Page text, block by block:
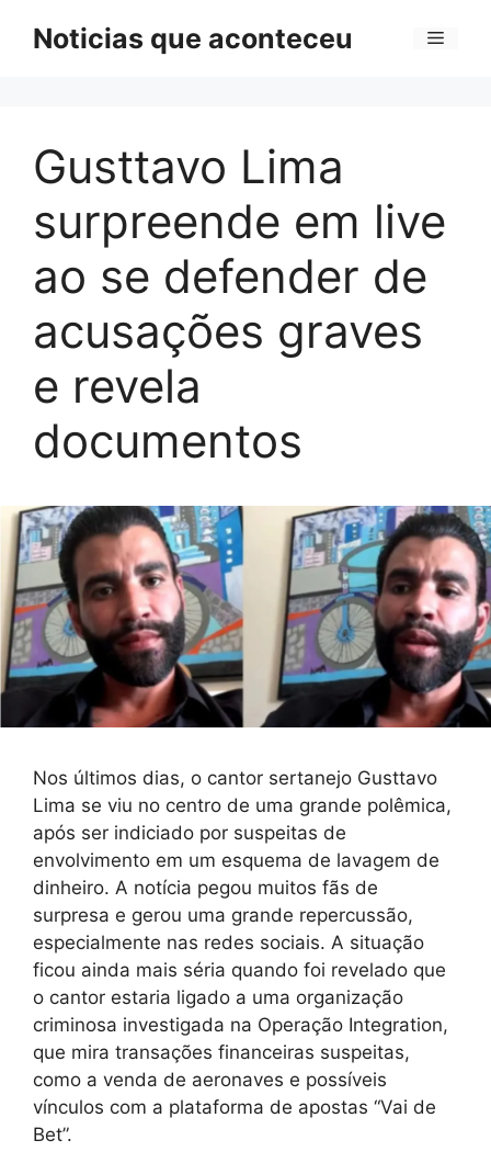
Noticias que aconteceu Menu
Gusttavo Lima
surpreende em live
ao se defender de
acusações graves
e revela
documentos
Nos últimos dias, o cantor sertanejo Gusttavo
Lima se viu no centro de uma grande polêmica,
após ser indiciado por suspeitas de
envolvimento em um esquema de lavagem de
dinheiro. A notícia pegou muitos fãs de
surpresa e gerou uma grande repercussão,
especialmente nas redes sociais. A situação
ficou ainda mais séria quando foi revelado que
o cantor estaria ligado a uma organização
criminosa investigada na Operação Integration,
que mira transações financeiras suspeitas,
como a venda de aeronaves e possíveis
vínculos com a plataforma de apostas “Vai de
Bet”.